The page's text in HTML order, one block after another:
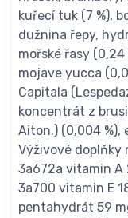
kuřecí tuk (7 %),
dužnina řepy,
mořské řasy (0,24
mojave yucca
Capitala
koncentrát z
Aiton.) (0,004 %),
Výživové doplňky
3a672a vitamin A
3a700 vitamin E
pentahydrát 59